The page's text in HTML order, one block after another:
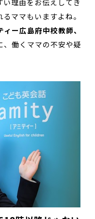
理由をお伝えしてき
ママもいますよね。
ィー広島府中校教師、
、働くママの不安や疑